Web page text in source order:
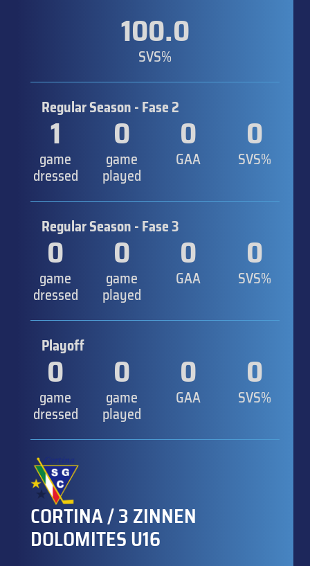
100.0
SVS%
Regular Season - Fase 2
1
game
dressed
0
game
played
0
GAA
0
SVS%
Regular Season - Fase 3
0
game
dressed
0
game
played
0
GAA
0
SVS%
Playoff
0
game
dressed
0
game
played
0
GAA
0
SVS%
CORTINA / 3 ZINNEN
DOLOMITES U16